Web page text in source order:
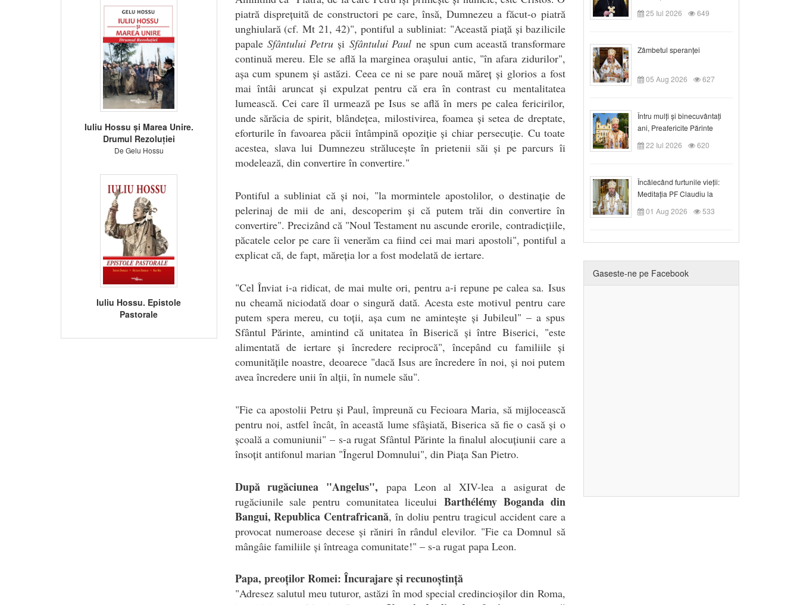
Iuliu Hossu și Marea Unire.
Drumul Rezoluției
De Gelu Hossu
Iuliu Hossu. Epistole
Pastorale
piatră disprețuită de constructori pe care, însă, Dumnezeu a făcut-o piatră
unghiulară (cf. Mt 21, 42)", pontiful a subliniat: "Această piață și bazilicile
papale Sfântului Petruși Sfântului Paul ne spun cum această transformare
continuă mereu. Ele se află la marginea orașului antic, "în afara zidurilor",
așa cum spunem și astăzi. Ceea ce ni se pare nouă măreț și glorios a fost
mai întâi aruncat și expulzat pentru că era în contrast cu mentalitatea
lumească. Cei care îl urmează pe Isus se află în mers pe calea fericirilor,
unde sărăcia de spirit, blândețea, milostivirea, foamea și setea de dreptate,
eforturile în favoarea păcii întâmpină opoziție și chiar persecuție. Cu toate
acestea, slava lui Dumnezeu strălucește în prietenii săi și pe parcurs îi
modelează, din convertire în convertire."
Pontiful a subliniat că și noi, "la mormintele apostolilor, o destinație de
pelerinaj de mii de ani, descoperim și că putem trăi din convertire în
convertire". Precizând că "Noul Testament nu ascunde erorile, contradicțiile,
păcatele celor pe care îi venerăm ca fiind cei mai mari apostoli", pontiful a
explicat că, de fapt, măreția lor a fost modelată de iertare.
"Cel Înviat i-a ridicat, de mai multe ori, pentru a-i repune pe calea sa. Isus
nu cheamă niciodată doar o singură dată. Acesta este motivul pentru care
putem spera mereu, cu toții, așa cum ne amintește și Jubileul" – a spus
Sfântul Părinte, amintind că unitatea în Biserică și între Biserici, "este
alimentată de iertare și încredere reciprocă", începând cu familiile și
comunitățile noastre, deoarece "dacă Isus are încredere în noi, și noi putem
avea încredere unii în alții, în numele său".
"Fie ca apostolii Petru și Paul, împreună cu Fecioara Maria, să mijlocească
pentru noi, astfel încât, în această lume sfâșiată, Biserica să fie o casă și o
școală a comuniunii" – s-a rugat Sfântul Părinte la finalul alocuțiunii care a
însoțit antifonul marian "Îngerul Domnului", din Piața San Pietro.
După rugăciunea "Angelus", papa Leon al XIV-lea a asigurat de
rugăciunile sale pentru comunitatea liceuluiBarthélémy Boganda din
Bangui, Republica Centrafricană, în doliu pentru tragicul accident care a
provocat numeroase decese și răniri în rândul elevilor. "Fie ca Domnul să
mângâie familiile și întreaga comunitate!" – s-a rugat papa Leon.
Papa, preoților Romei: Încurajare și recunoștință
"Adresez salutul meu tuturor, astăzi în mod special credincioșilor din Roma,
Duminica a VIII-a după
Rusalii
25 Iul 2026 649
Zâmbetul speranței
05 Aug 2026 627
Întru mulți și binecuvântați
ani, Preafericite Părinte
Claudiu!
22 Iul 2026 620
Încălecând furtunile vieții:
Meditația PF Claudiu la
Duminica a IX-a după Rusalii
01 Aug 2026 533
Gaseste-ne pe Facebook